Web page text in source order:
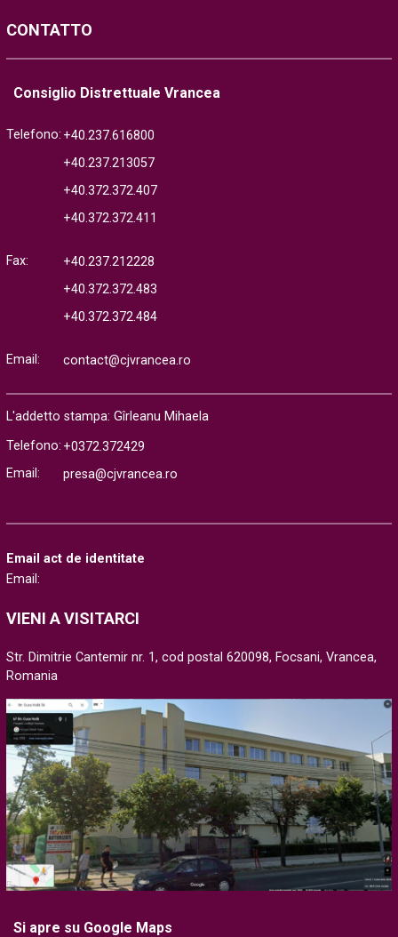
CONTATTO
Consiglio Distrettuale Vrancea
Telefono: +40.237.616800
+40.237.213057
+40.372.372.407
+40.372.372.411
Fax:
+40.237.212228
+40.372.372.483
+40.372.372.484
Email: contact@cjvrancea.ro
L'addetto stampa: Gîrleanu Mihaela
Telefono: +0372.372429
Email:
presa@cjvrancea.ro
Email act de identitate
Email:
VIENI A VISITARCI
Str. Dimitrie Cantemir nr. 1, cod postal 620098, Focsani, Vrancea,
Romania
Si apre su Google Maps